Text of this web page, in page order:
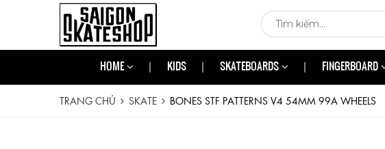
HOME KIDS SKATEBOARDS FINGERBOARD
TRANG CHỦ SKATE BONES STF PATTERNS V4 54MM 99A WHEELS